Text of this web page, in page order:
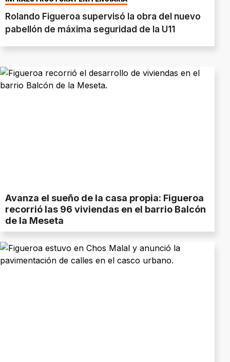
Rolando Figueroa supervisó la obra del nuevo
pabellón de máxima seguridad de la U11
Avanza el sueño de la casa propia: Figueroa
recorrió las 96 viviendas en el barrio Balcón
de la Meseta